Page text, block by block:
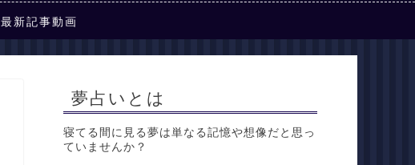
最新記事動画
夢占いとは
寝てる間に見る夢は単なる記憶や想像だと思っ
ていませんか？